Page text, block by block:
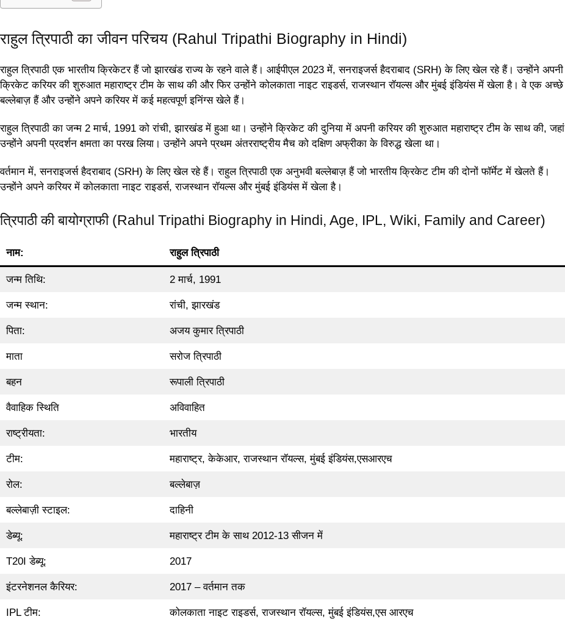
राहुल त्रिपाठी का जीवन परिचय (Rahul Tripathi Biography in Hindi)
राहुल त्रिपाठी एक भारतीय क्रिकेटर हैं जो झारखंड राज्य के रहने वाले हैं। आईपीएल 2023 में, सनराइजर्स हैदराबाद (SRH) के लिए खेल रहे हैं। उन्होंने अपनी
क्रिकेट करियर की शुरुआत महाराष्ट्र टीम के साथ की और फिर उन्होंने कोलकाता नाइट राइडर्स, राजस्थान रॉयल्स और मुंबई इंडियंस में खेला है। वे एक अच्छे
बल्लेबाज़ हैं और उन्होंने अपने करियर में कई महत्वपूर्ण इनिंग्स खेले हैं।
राहुल त्रिपाठी का जन्म 2 मार्च, 1991 को रांची, झारखंड में हुआ था। उन्होंने क्रिकेट की दुनिया में अपनी करियर की शुरुआत महाराष्ट्र टीम के साथ की, जहां
उन्होंने अपनी प्रदर्शन क्षमता का परख लिया। उन्होंने अपने प्रथम अंतरराष्ट्रीय मैच को दक्षिण अफ्रीका के विरुद्ध खेला था।
वर्तमान में, सनराइजर्स हैदराबाद (SRH) के लिए खेल रहे हैं। राहुल त्रिपाठी एक अनुभवी बल्लेबाज़ हैं जो भारतीय क्रिकेट टीम की दोनों फॉर्मेट में खेलते हैं।
उन्होंने अपने करियर में कोलकाता नाइट राइडर्स, राजस्थान रॉयल्स और मुंबई इंडियंस में खेला है।
त्रिपाठी की बायोग्राफी (Rahul Tripathi Biography in Hindi, Age, IPL, Wiki, Family and Career)
नाम: राहुल त्रिपाठी
जन्म तिथि: 2 मार्च, 1991
जन्म स्थान: रांची, झारखंड
पिता: अजय कुमार त्रिपाठी
माता सरोज त्रिपाठी
बहन रूपाली त्रिपाठी
वैवाहिक स्थिति अविवाहित
राष्ट्रीयता: भारतीय
टीम: महाराष्ट्र, केकेआर, राजस्थान रॉयल्स, मुंबई इंडियंस,एसआरएच
रोल: बल्लेबाज़
बल्लेबाज़ी स्टाइल: दाहिनी
डेब्यू: महाराष्ट्र टीम के साथ 2012-13 सीजन में
T20I डेब्यू: 2017
इंटरनेशनल कैरियर: 2017 – वर्तमान तक
IPL टीम: कोलकाता नाइट राइडर्स, राजस्थान रॉयल्स, मुंबई इंडियंस,एस आरएच